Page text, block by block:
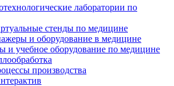
лаборатории по
стенды по медицине
и оборудование в медицине
и учебное оборудование по медицине
производства